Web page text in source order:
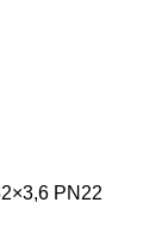
PN22